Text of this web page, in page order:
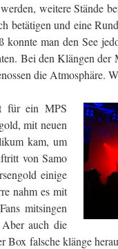
weitere Stände
betätigen und eine
man den See
Bei den Klängen der
die Atmosphäre.
für ein MPS
mit neuen
kam, um
von Samo
einige
nahm es mit
mitsingen
auch die
Box falsche klänge